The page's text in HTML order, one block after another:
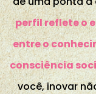
perfil reflete o
entre o
consciência
você, inovar